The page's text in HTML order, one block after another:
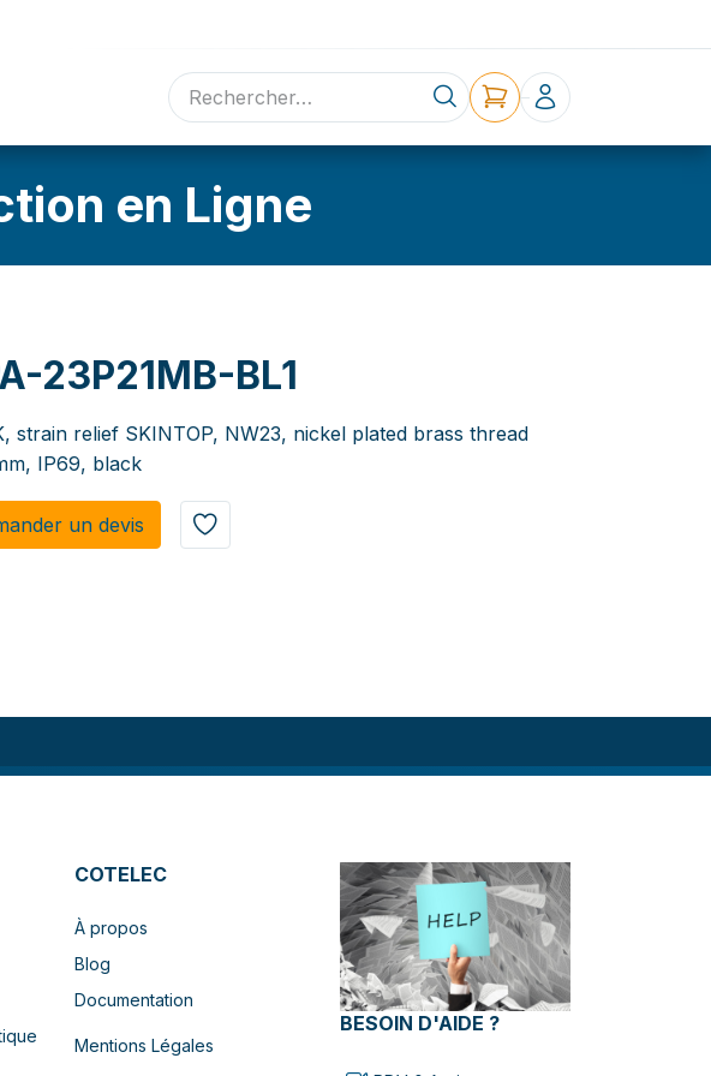
Sélection en ligne Contact
en Ligne
23P21MB-BL1
strain relief SKINTOP, NW23, nickel plated brass thread
IP69, black
un de​​vis​​
COTELEC
À propos
Blog
Documentation
Mentions Légales
BESOIN D'AIDE ?